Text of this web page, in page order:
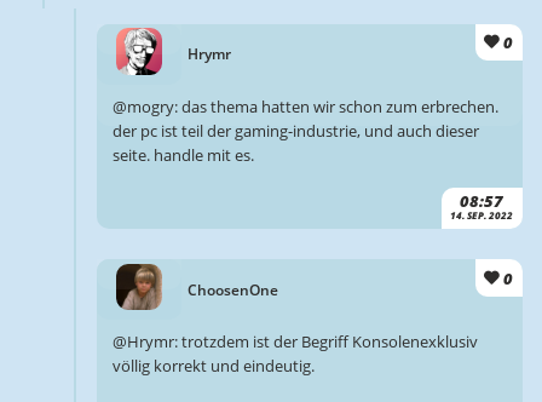
Hrymr
0
08:57
14. SEP. 2022
@mogry: das thema hatten wir schon zum erbrechen.
der pc ist teil der gaming-industrie, und auch dieser
seite. handle mit es.
ChoosenOne
0
@Hrymr: trotzdem ist der Begriff Konsolenexklusiv
völlig korrekt und eindeutig.